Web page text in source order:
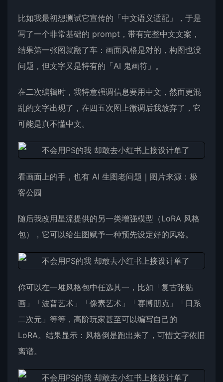
比如我最初想测试它宣传的「中文语义适配」，于是
写了一个非常基础的 prompt，带有完整中文文案，
结果第一张图就翻了车：画面风格是对的，构图也没
问题，但文字又是特有的「AI 鬼画符」。
在二次编辑时，我特意强调信息要用中文，然而更混
乱的文字出现了，在四五次图上微调后我放弃了，它
可能是真不懂中文。
看画面上的手，也有 AI 生图老问题｜图片来源：极
客公园
随后我改用星流提供的另一类增强模型（LoRA 风格
包），它可以给生图赋予一种预先设定好的风格。
你可以在一堆风格包中任选其一，比如「复古张贴
画」「波普艺术」「像素艺术」「赛博朋克」「日系
二次元」等等，高阶玩家甚至可以编写自己的
LoRA。结果显示：风格倒是跑出来了，可惜文字依旧
离谱。